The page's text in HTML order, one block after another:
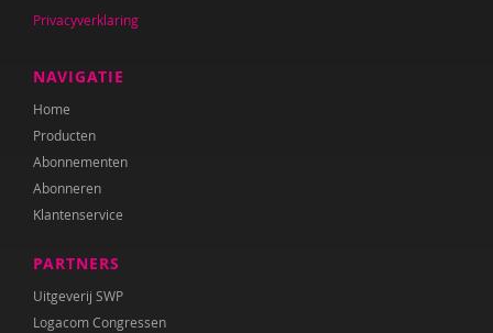
Privacyverklaring
NAVIGATIE
Home
Producten
Abonnementen
Abonneren
Klantenservice
PARTNERS
Uitgeverij SWP
Logacom Congressen